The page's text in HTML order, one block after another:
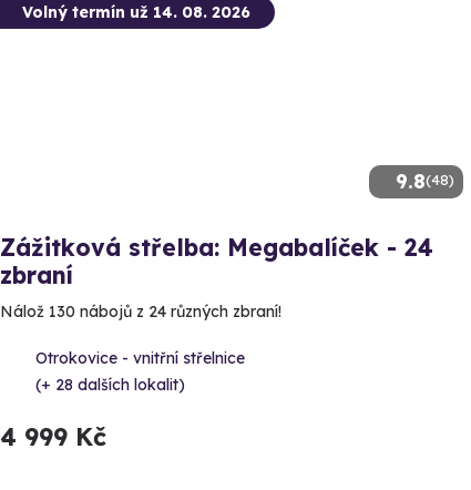
9.8(48)
Volný termín už 14. 08. 2026
Zážitková střelba: Megabalíček - 24
zbraní
Nálož 130 nábojů z 24 různých zbraní!
Otrokovice - vnitřní střelnice
(+ 28 dalších lokalit)
4 999 Kč